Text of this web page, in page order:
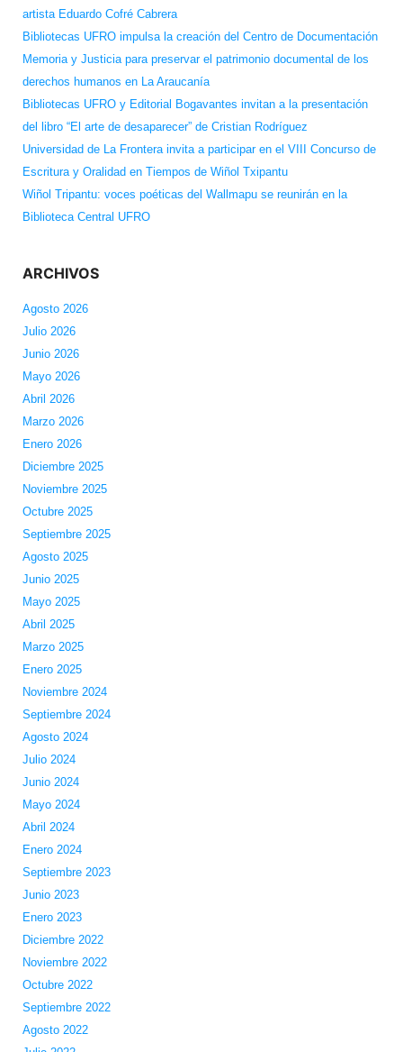
artista Eduardo Cofré Cabrera
Bibliotecas UFRO impulsa la creación del Centro de Documentación
Memoria y Justicia para preservar el patrimonio documental de los
derechos humanos en La Araucanía
Bibliotecas UFRO y Editorial Bogavantes invitan a la presentación
del libro “El arte de desaparecer” de Cristian Rodríguez
Universidad de La Frontera invita a participar en el VIII Concurso de
Escritura y Oralidad en Tiempos de Wiñol Txipantu
Wiñol Tripantu: voces poéticas del Wallmapu se reunirán en la
Biblioteca Central UFRO
ARCHIVOS
Agosto 2026
Julio 2026
Junio 2026
Mayo 2026
Abril 2026
Marzo 2026
Enero 2026
Diciembre 2025
Noviembre 2025
Octubre 2025
Septiembre 2025
Agosto 2025
Junio 2025
Mayo 2025
Abril 2025
Marzo 2025
Enero 2025
Noviembre 2024
Septiembre 2024
Agosto 2024
Julio 2024
Junio 2024
Mayo 2024
Abril 2024
Enero 2024
Septiembre 2023
Junio 2023
Enero 2023
Diciembre 2022
Noviembre 2022
Octubre 2022
Septiembre 2022
Agosto 2022